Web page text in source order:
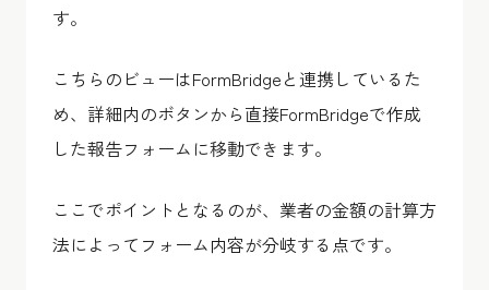
す。
こちらのビューはFormBridgeと連携しているた
め、詳細内のボタンから直接FormBridgeで作成
した報告フォームに移動できます。
ここでポイントとなるのが、業者の金額の計算方
法によってフォーム内容が分岐する点です。